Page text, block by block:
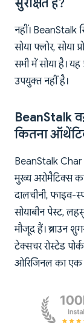
सुरक्षित है?
नहीं। BeanStalk
सोया फ्लोर, सोया
सभी में सोया है। यह
उपयुक्त नहीं है।
BeanStalk
कितना
BeanStalk Char
मुख्य अरोमैटिक्स
दालचीनी, फाइव-
सोयाबीन पेस्ट,
मौजूद हैं। ब्राउन
टेक्सचर रोस्टेड
ओरिजिनल का एक